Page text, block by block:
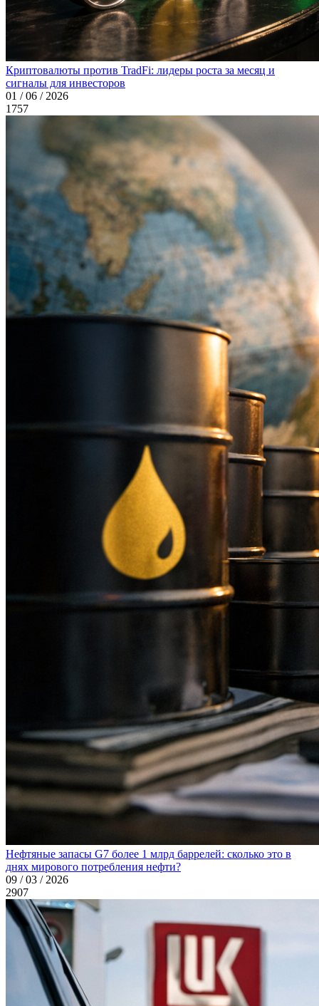
Криптовалюты против TradFi: лидеры роста за месяц и
сигналы для инвесторов
01 / 06 / 2026
1757
Нефтяные запасы G7 более 1 млрд баррелей: сколько это в
днях мирового потребления нефти?
09 / 03 / 2026
2907